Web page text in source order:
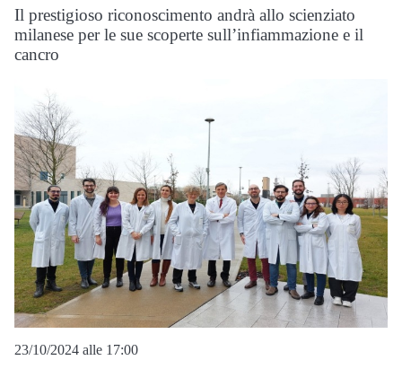
Il prestigioso riconoscimento andrà allo scienziato
milanese per le sue scoperte sull’infiammazione e il
cancro
23/10/2024 alle 17:00